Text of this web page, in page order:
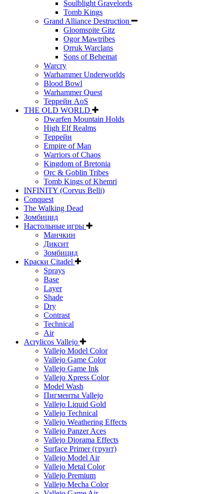
Soulblight Gravelords
Tomb Kings
Grand Alliance Destruction
Gloomspite Gitz
Ogor Mawtribes
Orruk Warclans
Sons of Behemat
Warcry
Warhammer Underworlds
Blood Bowl
Warhammer Quest
Террейн AoS
THE OLD WORLD
Dwarfen Mountain Holds
High Elf Realms
Террейн
Empire of Man
Warriors of Chaos
Kingdom of Bretonia
Orc & Goblin Tribes
Tomb Kings of Khemri
INFINITY (Corvus Belli)
Conquest
The Walking Dead
Зомбицид
Настольные игры
Манчкин
Диксит
Зомбицид
Краски Citadel
Sprays
Base
Layer
Shade
Dry
Contrast
Technical
Air
Acrylicos Vallejo
Vallejo Model Color
Vallejo Game Color
Vallejo Game Ink
Vallejo Xpress Color
Model Wash
Пигменты Vallejo
Vallejo Liquid Gold
Vallejo Technical
Vallejo Weathering Effects
Vallejo Panzer Aces
Vallejo Diorama Effects
Surface Primer (грунт)
Vallejo Model Air
Vallejo Metal Color
Vallejo Premium
Vallejo Mecha Color